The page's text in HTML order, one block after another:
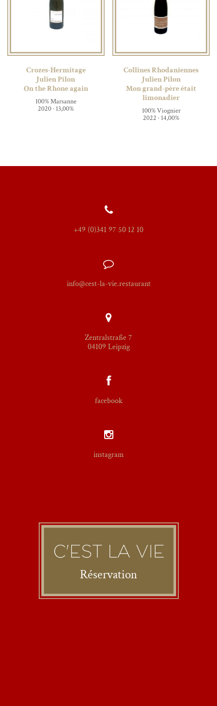
Crozes-Hermitage
Julien Pilon
On the Rhone again
100% Marsanne
2020 · 13,00%
Collines Rhodaniennes
Julien Pilon
Mon grand-père était
limonadier
100% Viognier
2022 · 14,00%
+49 (0)341 97 50 12 10
info@cest-la-vie.restaurant
Zentralstraße 7
04109 Leipzig
facebook
instagram
Réservation